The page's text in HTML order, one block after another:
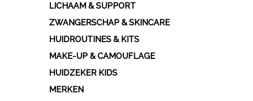
LICHAAM & SUPPORT
ZWANGERSCHAP & SKINCARE
HUIDROUTINES & KITS
MAKE-UP & CAMOUFLAGE
HUIDZEKER KIDS
MERKEN